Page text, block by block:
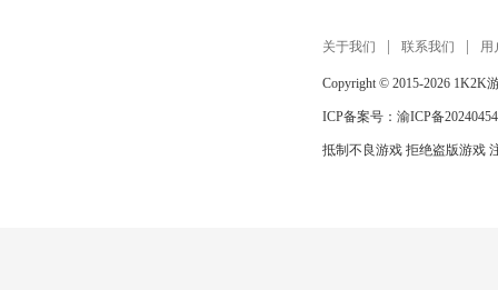
关于我们 联系我们 用
Copyright © 2015-2026 1K2K
ICP备案号： 渝ICP备
抵制不良游戏 拒绝盗版游戏